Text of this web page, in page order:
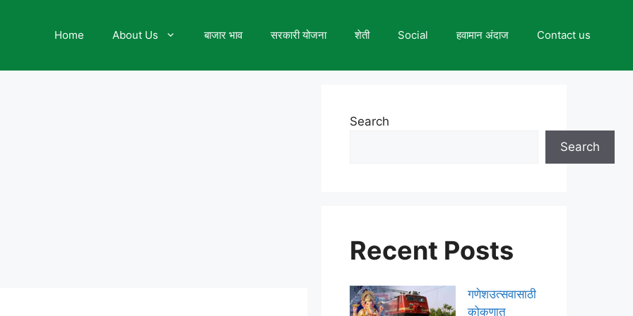
Home About Us बाजार भाव सरकारी योजना शेती Social हवामान अंदाज Contact us
Search
Search
Recent Posts
गणेशउत्सवासाठी
कोकणात